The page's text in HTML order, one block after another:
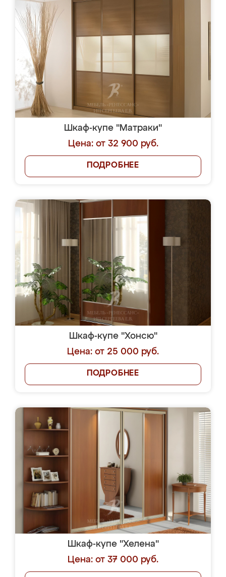
Шкаф-купе "Матраки"
Цена: от 32 900 руб.
ПОДРОБНЕЕ
Шкаф-купе "Хонсю"
Цена: от 25 000 руб.
ПОДРОБНЕЕ
Шкаф-купе "Хелена"
Цена: от 37 000 руб.